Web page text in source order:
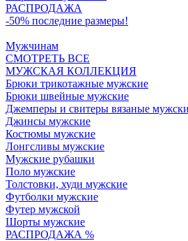
РАСПРОДАЖА
-50% последние размеры!
Мужчинам
СМОТРЕТЬ ВСЕ
МУЖСКАЯ КОЛЛЕКЦИЯ
Брюки трикотажные мужские
Брюки швейные мужские
Джемперы и свитеры вязаные
Джинсы мужские
Костюмы мужские
Лонгсливы мужские
Мужские рубашки
Поло мужские
Толстовки, худи мужские
Футболки мужские
Футер мужской
Шорты мужские
РАСПРОДАЖА %